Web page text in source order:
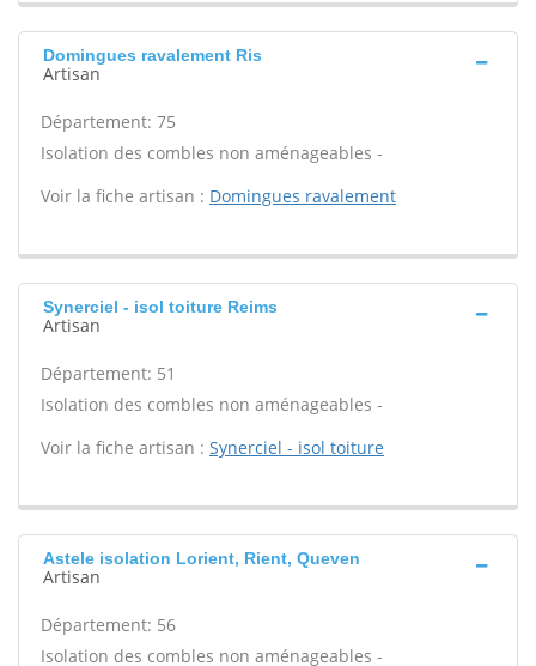
Domingues ravalement Ris
Artisan
Département: 75
Isolation des combles non aménageables -
Voir la fiche artisan : Domingues ravalement
Synerciel - isol toiture Reims
Artisan
Département: 51
Isolation des combles non aménageables -
Voir la fiche artisan : Synerciel - isol toiture
Astele isolation Lorient, Rient, Queven
Artisan
Département: 56
Isolation des combles non aménageables -